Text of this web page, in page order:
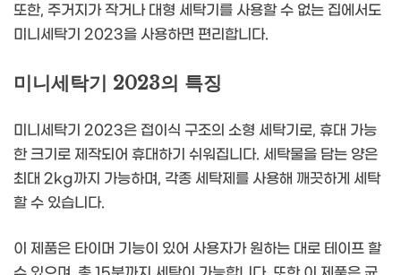
또한, 주거지가 작거나 대형 세탁기를 사용할 수 없는 집에서도
미니세탁기 2023을 사용하면 편리합니다.
미니세탁기 2023의 특징
미니세탁기 2023은 접이식 구조의 소형 세탁기로, 휴대 가능
한 크기로 제작되어 휴대하기 쉬워집니다. 세탁물을 담는 양은
최대 2kg까지 가능하며, 각종 세탁제를 사용해 깨끗하게 세탁
할 수 있습니다.
이 제품은 타이머 기능이 있어 사용자가 원하는 대로 테이프 할